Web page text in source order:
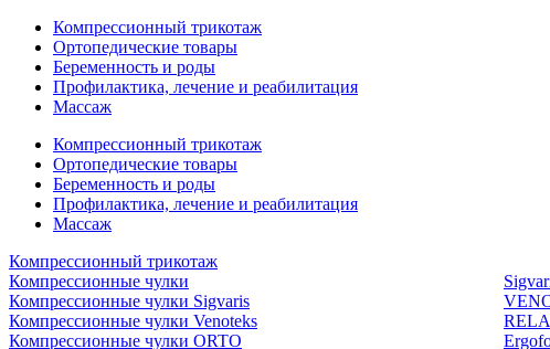
Компрессионный трикотаж
Ортопедические товары
Беременность и роды
Профилактика, лечение и реабилитация
Массаж
Компрессионный трикотаж
Ортопедические товары
Беременность и роды
Профилактика, лечение и реабилитация
Массаж
Компрессионный трикотаж
Компрессионные чулки
Компрессионные чулки Sigvaris
Компрессионные чулки Venoteks
Компрессионные чулки ORTO